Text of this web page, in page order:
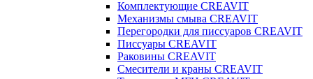
Комплектующие CREAVIT
Механизмы смыва CREAVIT
Перегородки для писсуаров CREAVIT
Писсуары CREAVIT
Раковины CREAVIT
Смесители и краны CREAVIT